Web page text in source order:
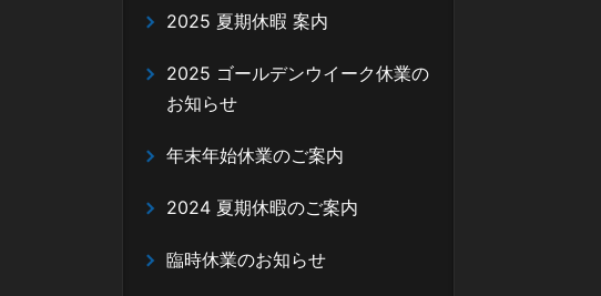
2025 夏期休暇 案内
2025 ゴールデンウイーク休業の
お知らせ
年末年始休業のご案内
2024 夏期休暇のご案内
臨時休業のお知らせ